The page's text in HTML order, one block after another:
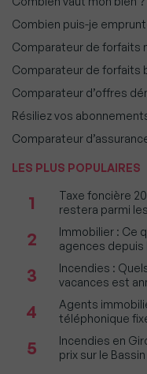
Combien puis-je
Comparateur de forfaits
Comparateur de forfaits
Comparateur d’offres
Résiliez vos
Comparateur
LES PLUS POPULAIRES
1
Taxe foncière
restera parmi
2
Immobilier : Ce
agences depuis
3
Incendies :
vacances est
4
Agents
téléphonique
5
Incendies en
prix sur le